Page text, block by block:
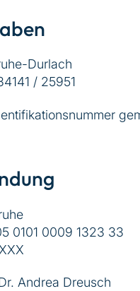
Durlach
/ 25951
0101 0009 1323 33
Andrea Dreusch